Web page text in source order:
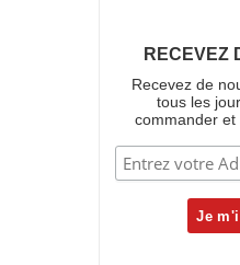
RECEVEZ
Recevez de
tous les
commander et